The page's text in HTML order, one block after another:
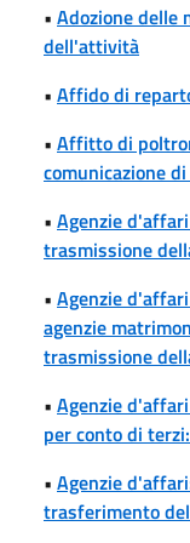
• Adozione delle
dell'attività
• Affido di
• Affitto di
comunicazione
• Agenzie
trasmissione
• Agenzie
agenzie
trasmissione
• Agenzie
per conto di
• Agenzie
trasferimento